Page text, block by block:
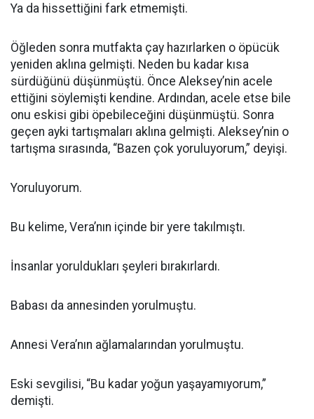
Ya da hissettiğini fark etmemişti.
Öğleden sonra mutfakta çay hazırlarken o öpücük
yeniden aklına gelmişti. Neden bu kadar kısa
sürdüğünü düşünmüştü. Önce Aleksey’nin acele
ettiğini söylemişti kendine. Ardından, acele etse bile
onu eskisi gibi öpebileceğini düşünmüştü. Sonra
geçen ayki tartışmaları aklına gelmişti. Aleksey’nin o
tartışma sırasında, “Bazen çok yoruluyorum,” deyişi.
Yoruluyorum.
Bu kelime, Vera’nın içinde bir yere takılmıştı.
İnsanlar yoruldukları şeyleri bırakırlardı.
Babası da annesinden yorulmuştu.
Annesi Vera’nın ağlamalarından yorulmuştu.
Eski sevgilisi, “Bu kadar yoğun yaşayamıyorum,”
demişti.